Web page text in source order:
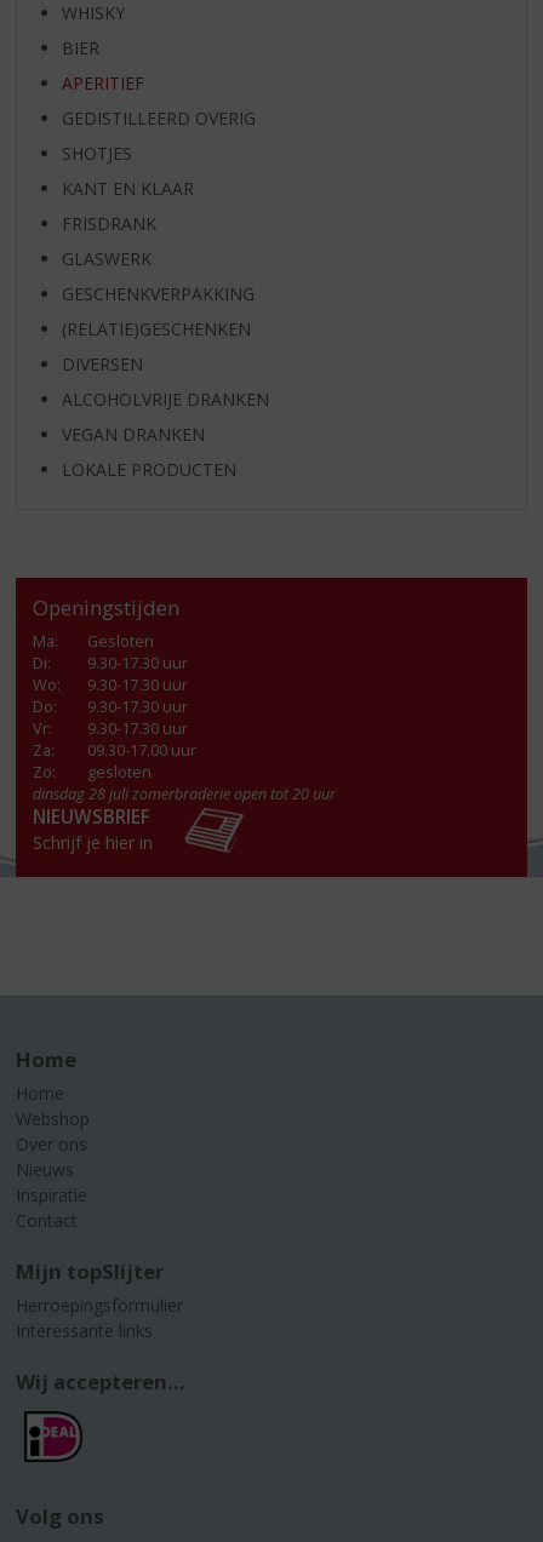
WHISKY
BIER
APERITIEF
GEDISTILLEERD OVERIG
SHOTJES
KANT EN KLAAR
FRISDRANK
GLASWERK
GESCHENKVERPAKKING
(RELATIE)GESCHENKEN
DIVERSEN
ALCOHOLVRIJE DRANKEN
VEGAN DRANKEN
LOKALE PRODUCTEN
Openingstijden
Ma:
Gesloten
Di:
9.30-17.30 uur
Wo:
9.30-17.30 uur
Do:
9.30-17.30 uur
Vr:
9.30-17.30 uur
Za:
09.30-17.00 uur
Zo:
gesloten
dinsdag 28 juli zomerbraderie open tot 20 uur
NIEUWSBRIEF
Schrijf je hier in
Home
Home
Webshop
Over ons
Nieuws
Inspiratie
Contact
Mijn topSlijter
Herroepingsformulier
Interessante links
Wij accepteren...
Volg ons